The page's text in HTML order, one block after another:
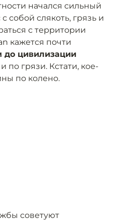
начался сильный
собой слякоть, грязь и
с территории
кажется почти
до цивилизации
по грязи. Кстати, кое-
по колено.
советуют